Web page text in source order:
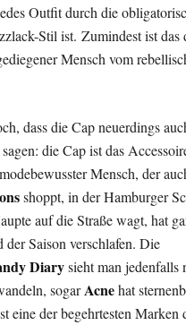
Outfit durch die
Stil ist. Zumindest ist das
Mensch vom
dass die Cap neuerdings
die Cap ist das
Mensch, der
shoppt, in der Hamburger
auf die Straße wagt, hat
Saison verschlafen. Die
Diarysieht man jedenfalls
sogarAcnehat
eine der begehrtesten Marken